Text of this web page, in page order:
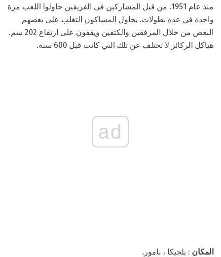
منذ عام 1951. من قبل المشاركين في الفريقين حاولوا اللعب مرة
واحدة في عدة بطولات. يحاول المشاكون التغلب على بعضهم
البعض من خلال المرفقين والكتفين ويقفون على ارتفاع 202 سم.
هياكل الركائز لا تختلف عن تلك التي كانت قبل 600 سنة.
ad
المكان : بلجيكا ، نامور.